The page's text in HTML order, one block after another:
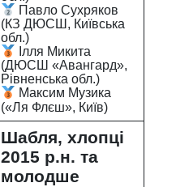
Павло Сухряков
(КЗ ДЮСШ, Київська
обл.)
Ілля Микита
(ДЮСШ «Авангард»,
Рівненська обл.)
Максим Музика
(«Ля Флєш», Київ)
Шабля, хлопці
2015 р.н. та
молодше